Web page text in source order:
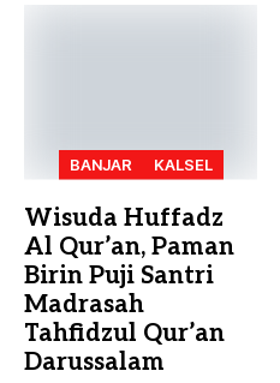
BANJAR KALSEL
Wisuda Huffadz
Al Qur’an, Paman
Birin Puji Santri
Madrasah
Tahfidzul Qur’an
Darussalam